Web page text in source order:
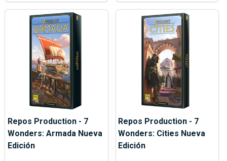
Repos Production - 7
Wonders: Armada Nueva
Edición
Repos Production - 7
Wonders: Cities Nueva
Edición